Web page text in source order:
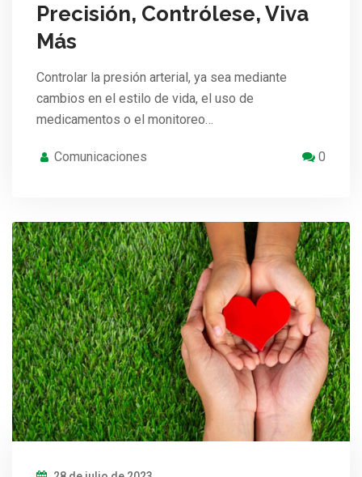
Precisión, Contrólese, Viva
Más
Controlar la presión arterial, ya sea mediante
cambios en el estilo de vida, el uso de
medicamentos o el monitoreo…
Comunicaciones 0